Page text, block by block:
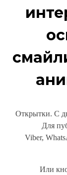
Открытки. С
Для
Viber,
Или